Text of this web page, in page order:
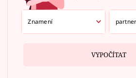
VYPOČÍTAT